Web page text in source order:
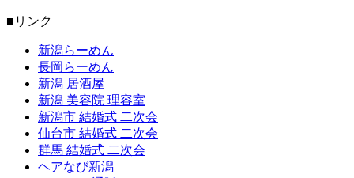
■リンク
新潟らーめん
長岡らーめん
新潟 居酒屋
新潟 美容院 理容室
新潟市 結婚式 二次会
仙台市 結婚式 二次会
群馬 結婚式 二次会
ヘアなび新潟